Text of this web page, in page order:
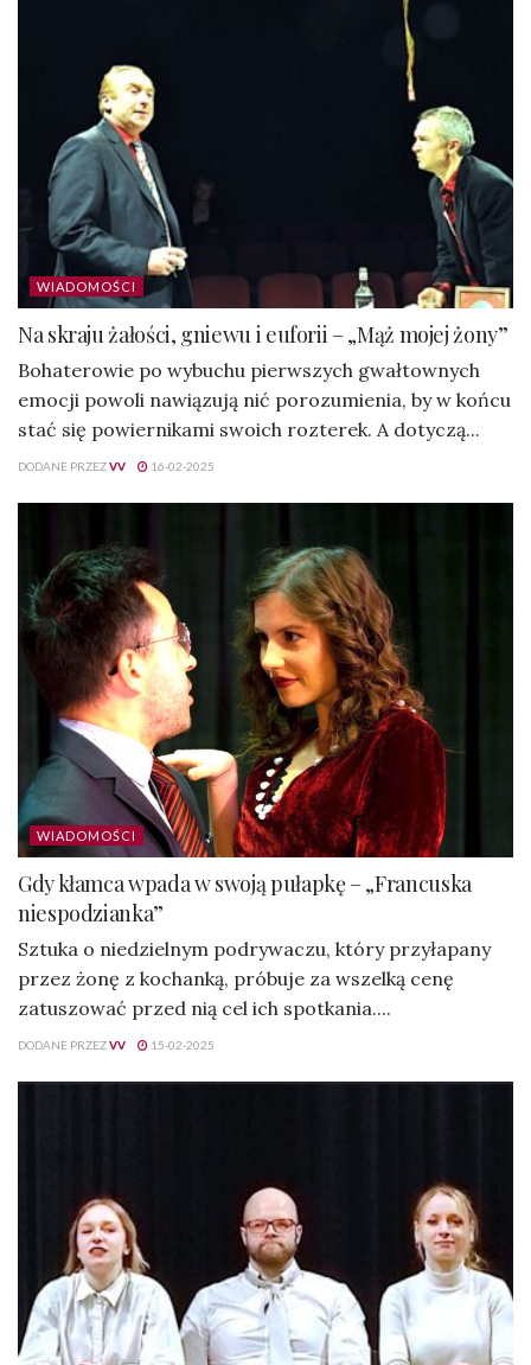
WIADOMOŚCI
Na skraju żałości, gniewu i euforii – „Mąż mojej żony”
Bohaterowie po wybuchu pierwszych gwałtownych
emocji powoli nawiązują nić porozumienia, by w końcu
stać się powiernikami swoich rozterek. A dotyczą...
DODANE PRZEZVV 16-02-2025
WIADOMOŚCI
Gdy kłamca wpada w swoją pułapkę – „Francuska
niespodzianka”
Sztuka o niedzielnym podrywaczu, który przyłapany
przez żonę z kochanką, próbuje za wszelką cenę
zatuszować przed nią cel ich spotkania....
DODANE PRZEZVV 15-02-2025